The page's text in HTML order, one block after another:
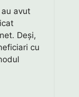
avut
Deși,
cu